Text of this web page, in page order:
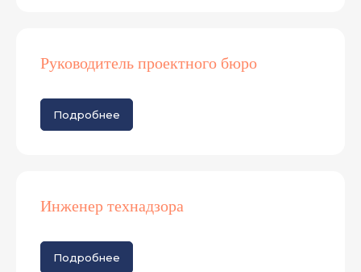
Руководитель проектного бюро
Подробнее
Инженер технадзора
Подробнее